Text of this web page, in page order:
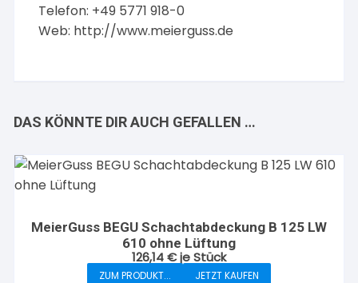
Telefon: +49 5771 918-0
Web: http://www.meierguss.de
DAS KÖNNTE DIR AUCH GEFALLEN …
MeierGuss BEGU Schachtabdeckung B 125 LW
610 ohne Lüftung
126,14€je Stück
ZUM PRODUKT... JETZT KAUFEN